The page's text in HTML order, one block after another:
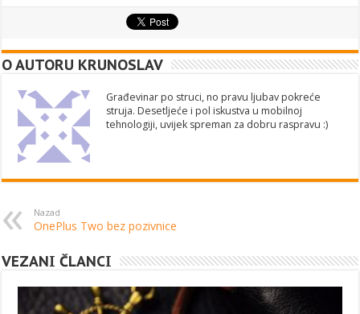
O AUTORU KRUNOSLAV
Građevinar po struci, no pravu ljubav pokreće
struja. Desetljeće i pol iskustva u mobilnoj
tehnologiji, uvijek spreman za dobru raspravu :)
Nazad
OnePlus Two bez pozivnice
VEZANI ČLANCI